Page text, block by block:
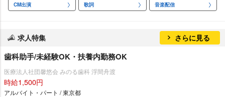
CM出演 歌詞 音楽配信
求人特集 さらに見る
歯科助手/未経験OK・扶養内勤務OK
医療法人社団馨悠会 みのる歯科 浮間舟渡
時給1,500円
アルバイト・パート / 東京都